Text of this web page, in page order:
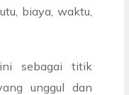
biaya, waktu,
sebagai titik
unggul dan